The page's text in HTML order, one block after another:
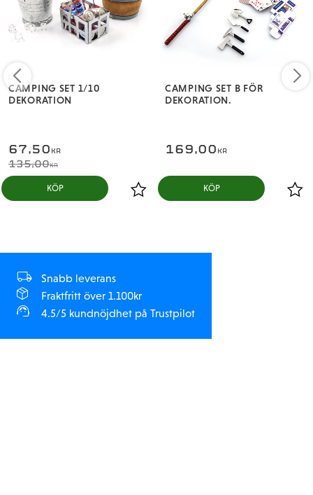
CAMPING SET 1/10
DEKORATION
67,50 KR
135,00KR
KÖP
CAMPING SET B FÖR
DEKORATION.
169,00 KR
KÖP
Snabb leverans
Fraktfritt över 1.100kr
4.5/5 kundnöjdhet på Trustpilot